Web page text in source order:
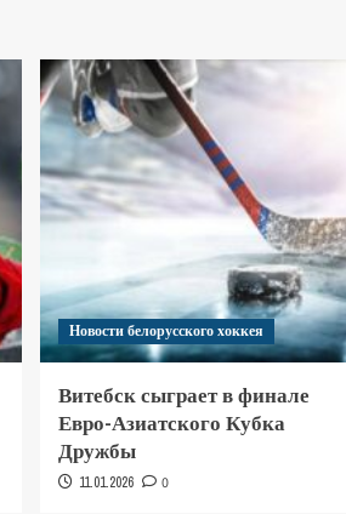
Новости белорусского хоккея
Витебск сыграет в финале
Евро-Азиатского Кубка
Дружбы
11.01.2026 0